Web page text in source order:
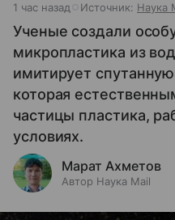
1 час назад Источник: Наука
Ученые создали
микропластика из
имитирует
которая
частицы пластика,
условиях.
Марат Ахметов
Автор Наука Mail